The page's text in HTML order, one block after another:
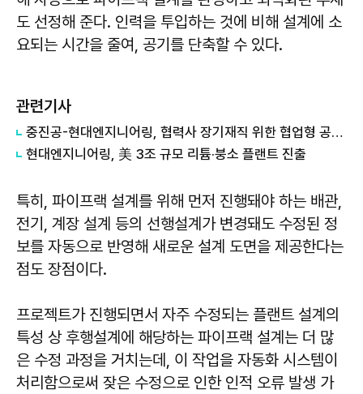
도 선정해 준다. 인력을 투입하는 것에 비해 설계에 소
요되는 시간을 줄여, 공기를 단축할 수 있다.
관련기사
중진공-현대엔지니어링, 협력사 장기재직 위한 협업형 공제 추진
현대엔지니어링, 美 3조 규모 리튬·붕소 플랜트 진출
특히, 파이프랙 설계를 위해 먼저 진행돼야 하는 배관,
전기, 계장 설계 등의 선행설계가 변경돼도 수정된 정
보를 자동으로 반영해 새로운 설계 도면을 제공한다는
점도 장점이다.
프로젝트가 진행되면서 자주 수정되는 플랜트 설계의
특성 상 후행설계에 해당하는 파이프랙 설계는 더 많
은 수정 과정을 거치는데, 이 작업을 자동화 시스템이
처리함으로써 잦은 수정으로 인한 인적 오류 발생 가